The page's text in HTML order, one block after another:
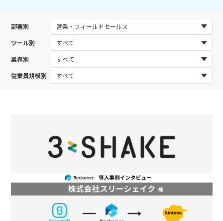
部署別
ツール別
業界別
従業員規模別